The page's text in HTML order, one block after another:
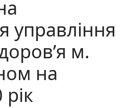
управління
м.
на